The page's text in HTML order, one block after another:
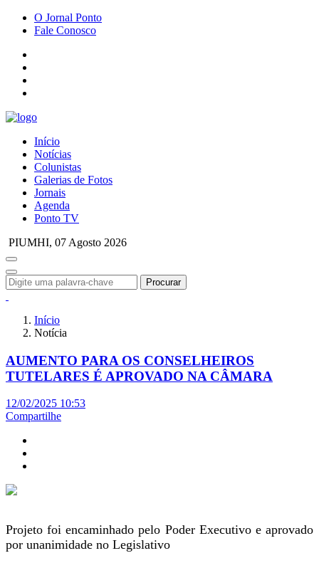
O Jornal Ponto
Fale Conosco
Início
Notícias
Colunistas
Galerias de Fotos
Jornais
Agenda
Ponto TV
PIUMHI, 07 Agosto 2026
Procurar
Início
Notícia
AUMENTO PARA OS CONSELHEIROS
TUTELARES É APROVADO NA CÂMARA
12/02/2025 10:53
Compartilhe
Projeto foi encaminhado pelo Poder Executivo e aprovado
por unanimidade no Legislativo